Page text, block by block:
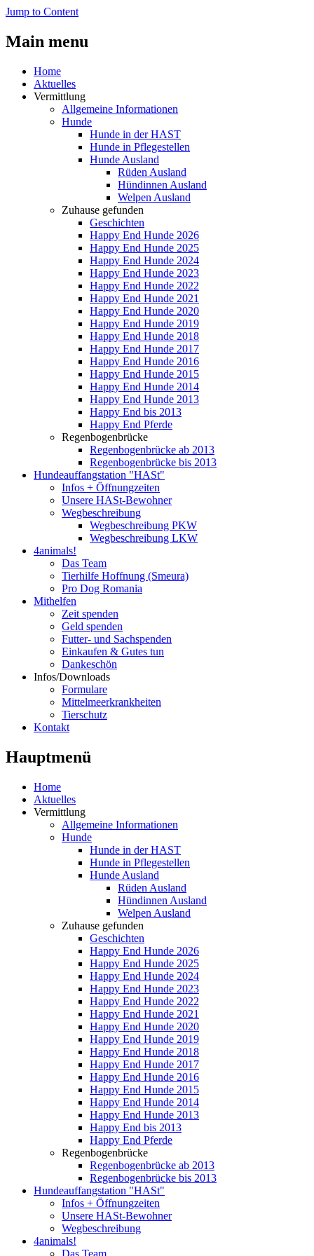
Jump to Content
Main menu
Home
Aktuelles
Vermittlung
Allgemeine Informationen
Hunde
Hunde in der HAST
Hunde in Pflegestellen
Hunde Ausland
Rüden Ausland
Hündinnen Ausland
Welpen Ausland
Zuhause gefunden
Geschichten
Happy End Hunde 2026
Happy End Hunde 2025
Happy End Hunde 2024
Happy End Hunde 2023
Happy End Hunde 2022
Happy End Hunde 2021
Happy End Hunde 2020
Happy End Hunde 2019
Happy End Hunde 2018
Happy End Hunde 2017
Happy End Hunde 2016
Happy End Hunde 2015
Happy End Hunde 2014
Happy End Hunde 2013
Happy End bis 2013
Happy End Pferde
Regenbogenbrücke
Regenbogenbrücke ab 2013
Regenbogenbrücke bis 2013
Hundeauffangstation "HASt"
Infos + Öffnungzeiten
Unsere HASt-Bewohner
Wegbeschreibung
Wegbeschreibung PKW
Wegbeschreibung LKW
4animals!
Das Team
Tierhilfe Hoffnung (Smeura)
Pro Dog Romania
Mithelfen
Zeit spenden
Geld spenden
Futter- und Sachspenden
Einkaufen & Gutes tun
Dankeschön
Infos/Downloads
Formulare
Mittelmeerkrankheiten
Tierschutz
Kontakt
Hauptmenü
Home
Aktuelles
Vermittlung
Allgemeine Informationen
Hunde
Hunde in der HAST
Hunde in Pflegestellen
Hunde Ausland
Rüden Ausland
Hündinnen Ausland
Welpen Ausland
Zuhause gefunden
Geschichten
Happy End Hunde 2026
Happy End Hunde 2025
Happy End Hunde 2024
Happy End Hunde 2023
Happy End Hunde 2022
Happy End Hunde 2021
Happy End Hunde 2020
Happy End Hunde 2019
Happy End Hunde 2018
Happy End Hunde 2017
Happy End Hunde 2016
Happy End Hunde 2015
Happy End Hunde 2014
Happy End Hunde 2013
Happy End bis 2013
Happy End Pferde
Regenbogenbrücke
Regenbogenbrücke ab 2013
Regenbogenbrücke bis 2013
Hundeauffangstation "HASt"
Infos + Öffnungzeiten
Unsere HASt-Bewohner
Wegbeschreibung
4animals!
Das Team